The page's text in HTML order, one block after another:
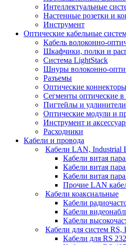
Интеллектуальные
Настенные розетки и
Инструмент
Оптические кабельные
Кабель волоконно-
Шкафчики, полки и
Система LightStack
Шнуры волоконно-
Разъемы
Оптические коннекторы
Сегменты оптические в
Пигтейлы и удлинители
Оптические модули и
Инструмент и
Расходники
Кабели и провода
Кабели LAN, Industrial
Кабели витая
Кабели витая
Кабели витая
Прочие LAN
Кабели коаксиальные
Кабели
Кабели
Кабели
Кабели для систем RS,
Кабели для RS